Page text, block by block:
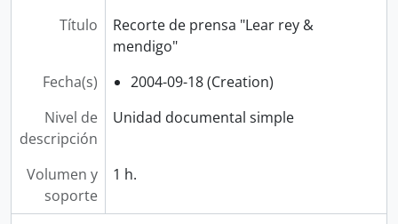
Título
Recorte de prensa "Lear rey &
mendigo"
Fecha(s)
2004-09-18 (Creation)
Nivel de
descripción
Unidad documental simple
Volumen y
soporte
1 h.